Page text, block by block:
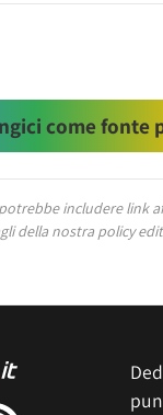
come fonte
includere link
della nostra policy